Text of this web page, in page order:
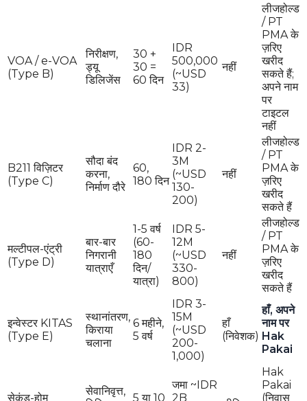
VOA / e-VOA
(Type B)
निरीक्षण,
ड्यू
डिलिजेंस
30 +
30 =
60 दिन
IDR
500,000
(~USD
33)
नहीं
लीजहोल्ड
/ PT
PMA के
ज़रिए
खरीद
सकते हैं;
अपने नाम
पर
टाइटल
नहीं
B211 विज़िटर
(Type C)
सौदा बंद
करना,
निर्माण दौरे
60,
180 दिन
IDR 2-
3M
(~USD
130-
200)
नहीं
लीजहोल्ड
/ PT
PMA के
ज़रिए
खरीद
सकते हैं
मल्टीपल-एंट्री
(Type D)
बार-बार
निगरानी
यात्राएँ
1-5 वर्ष
(60-
180
दिन/
यात्रा)
IDR 5-
12M
(~USD
330-
800)
नहीं
लीजहोल्ड
/ PT
PMA के
ज़रिए
खरीद
सकते हैं
इन्वेस्टर KITAS
(Type E)
स्थानांतरण,
किराया
चलाना
6 महीने,
5 वर्ष
IDR 3-
15M
(~USD
200-
1,000)
हाँ
(निवेशक)
हाँ, अपने
नाम पर
Hak
Pakai
सेकंड-होम
सेवानिवृत्त,
5 या 10
जमा ~IDR
2B
Hak
Pakai
(निवास